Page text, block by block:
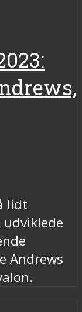
lidt
Andrews